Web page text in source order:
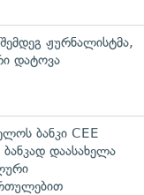
ჟურნალისტმა,
დატოვა
ბანკი CEE
დაასახელა